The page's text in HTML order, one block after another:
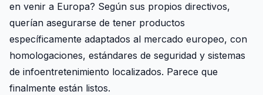
en venir a Europa? Según sus propios directivos,
querían asegurarse de tener productos
específicamente adaptados al mercado europeo, con
homologaciones, estándares de seguridad y sistemas
de infoentretenimiento localizados. Parece que
finalmente están listos.